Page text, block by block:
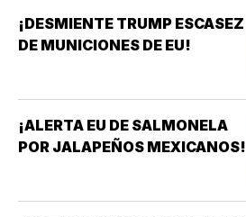
¡DESMIENTE TRUMP ESCASEZ
DE MUNICIONES DE EU!
¡ALERTA EU DE SALMONELA
POR JALAPEÑOS MEXICANOS!